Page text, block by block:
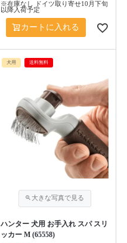
※在庫なし ドイツ取り寄せ10月下旬
以降入荷予定
カートに入れる
犬用 送料無料
ハンター 犬用 お手入れ スパ スリ
ッカー M (65558)